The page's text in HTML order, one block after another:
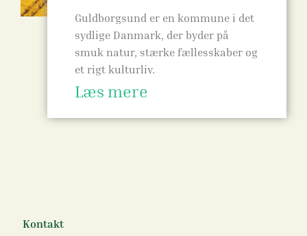
Guldborgsund er en kommune i det
sydlige Danmark, der byder på
smuk natur, stærke fællesskaber og
et rigt kulturliv.
Læs mere
Kontakt